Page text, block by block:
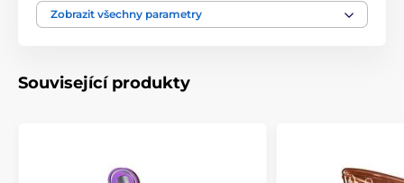
Výška cm
Zobrazit všechny parametry
Související produkty